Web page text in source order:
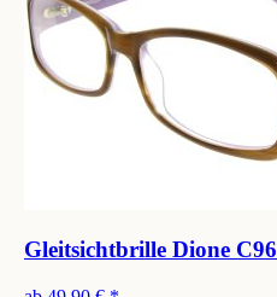
Gleitsichtbrille Dione C96